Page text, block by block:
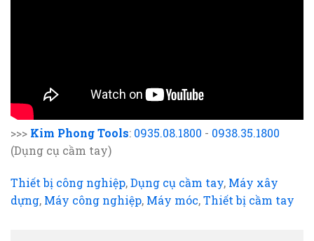
>>> Kim Phong Tools: 0935.08.1800 - 0938.35.1800
(Dụng cụ cầm tay)
Thiết bị công nghiệp,Dụng cụ cầm tay, Máy xây
dựng, Máy công nghiệp, Máy móc,Thiết bị cầm tay